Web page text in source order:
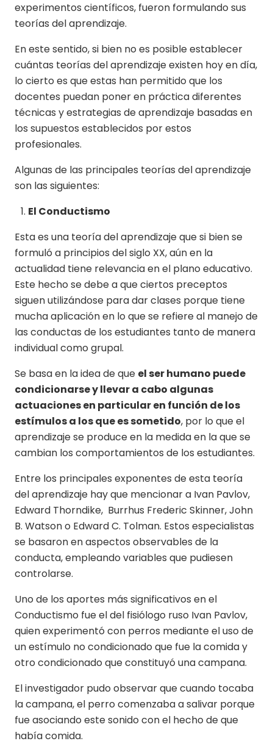
experimentos científicos, fueron formulando sus
teorías del aprendizaje.
En este sentido, si bien no es posible establecer
cuántas teorías del aprendizaje existen hoy en día,
lo cierto es que estas han permitido que los
docentes puedan poner en práctica diferentes
técnicas y estrategias de aprendizaje basadas en
los supuestos establecidos por estos
profesionales.
Algunas de las principales teorías del aprendizaje
son las siguientes:
El Conductismo
Esta es una teoría del aprendizaje que si bien se
formuló a principios del siglo XX, aún en la
actualidad tiene relevancia en el plano educativo.
Este hecho se debe a que ciertos preceptos
siguen utilizándose para dar clases porque tiene
mucha aplicación en lo que se refiere al manejo de
las conductas de los estudiantes tanto de manera
individual como grupal.
Se basa en la idea de que el ser humano puede
condicionarse y llevar a cabo algunas
actuaciones en particular en función de los
estímulos a los que es sometido, por lo que el
aprendizaje se produce en la medida en la que se
cambian los comportamientos de los estudiantes.
Entre los principales exponentes de esta teoría
del aprendizaje hay que mencionar a Ivan Pavlov,
Edward Thorndike, Burrhus Frederic Skinner, John
B. Watson o Edward C. Tolman. Estos especialistas
se basaron en aspectos observables de la
conducta, empleando variables que pudiesen
controlarse.
Uno de los aportes más significativos en el
Conductismo fue el del fisiólogo ruso Ivan Pavlov,
quien experimentó con perros mediante el uso de
un estímulo no condicionado que fue la comida y
otro condicionado que constituyó una campana.
El investigador pudo observar que cuando tocaba
la campana, el perro comenzaba a salivar porque
fue asociando este sonido con el hecho de que
había comida.